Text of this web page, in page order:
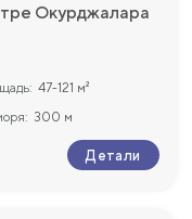
Окурджалара
47-121 м²
300 м
Детали